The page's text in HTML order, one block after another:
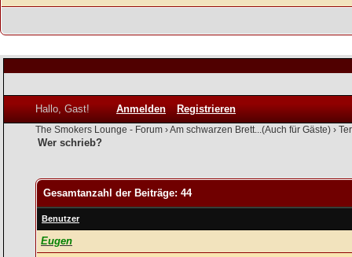
Hallo, Gast! Anmelden Registrieren
The Smokers Lounge - Forum ›Am schwarzen Brett...(Auch für Gäste) ›
Wer schrieb?
Gesamtanzahl der Beiträge: 44
Benutzer
Eugen